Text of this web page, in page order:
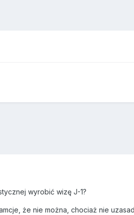
wyrobić wizę J-1?
że nie można, chociaż nie